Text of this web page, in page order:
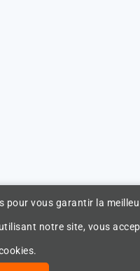
pour vous garantir la
notre site, vous